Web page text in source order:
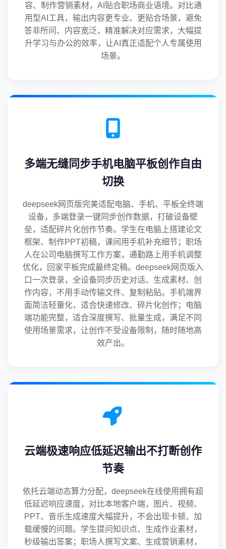
容、制作营销素材，AI贴合职场商业语境。对比通
用型AI工具，输出内容更专业、更贴合场景，避免
答非所问、内容宽泛，精准解决对应需求，大幅提
升学习与办公的效率，让AI真正适配个人专属使用
场景。
多端无缝同步手机电脑平板创作自由
切换
deepseek网页版完美适配电脑、手机、平板全终端
设备，多端登录一键同步创作数据，打破设备壁
垒，适配碎片化创作节奏。学生在电脑上搭建论文
框架、制作PPT初稿，课间用手机补充细节；职场
人在公司电脑撰写工作方案，通勤路上用手机调整
优化，回家平板完成最终定稿。deepseek网页版入
口一次登录，全设备同步历史对话、生成素材、创
作内容，不用手动传输文件、复制粘贴。手机端界
面简洁轻量化，适合快速修改、碎片化创作；电脑
端功能完整，适合深度撰写、批量生成，满足不同
使用场景需求，让创作不受设备限制，随时随地高
效产出。
云端极速响应低延迟输出不打断创作
节奏
依托云端动态算力分配，deepseek在线使用拥有超
低延迟响应速度，对比本地客户端，图片、视频、
PPT、音乐生成速度大幅提升，不会出现卡顿、加
载缓慢的问题。学生提问知识点、生成作业素材，
秒级输出答案；职场人撰写文案、生成营销素材，